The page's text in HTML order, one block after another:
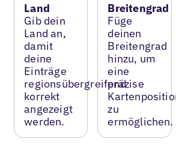
Land
Gib dein
Land an,
damit
deine
Einträge
regionsübergreifend
korrekt
angezeigt
werden.
Breitengrad
Füge
deinen
Breitengrad
hinzu, um
eine
präzise
zu
ermöglichen.